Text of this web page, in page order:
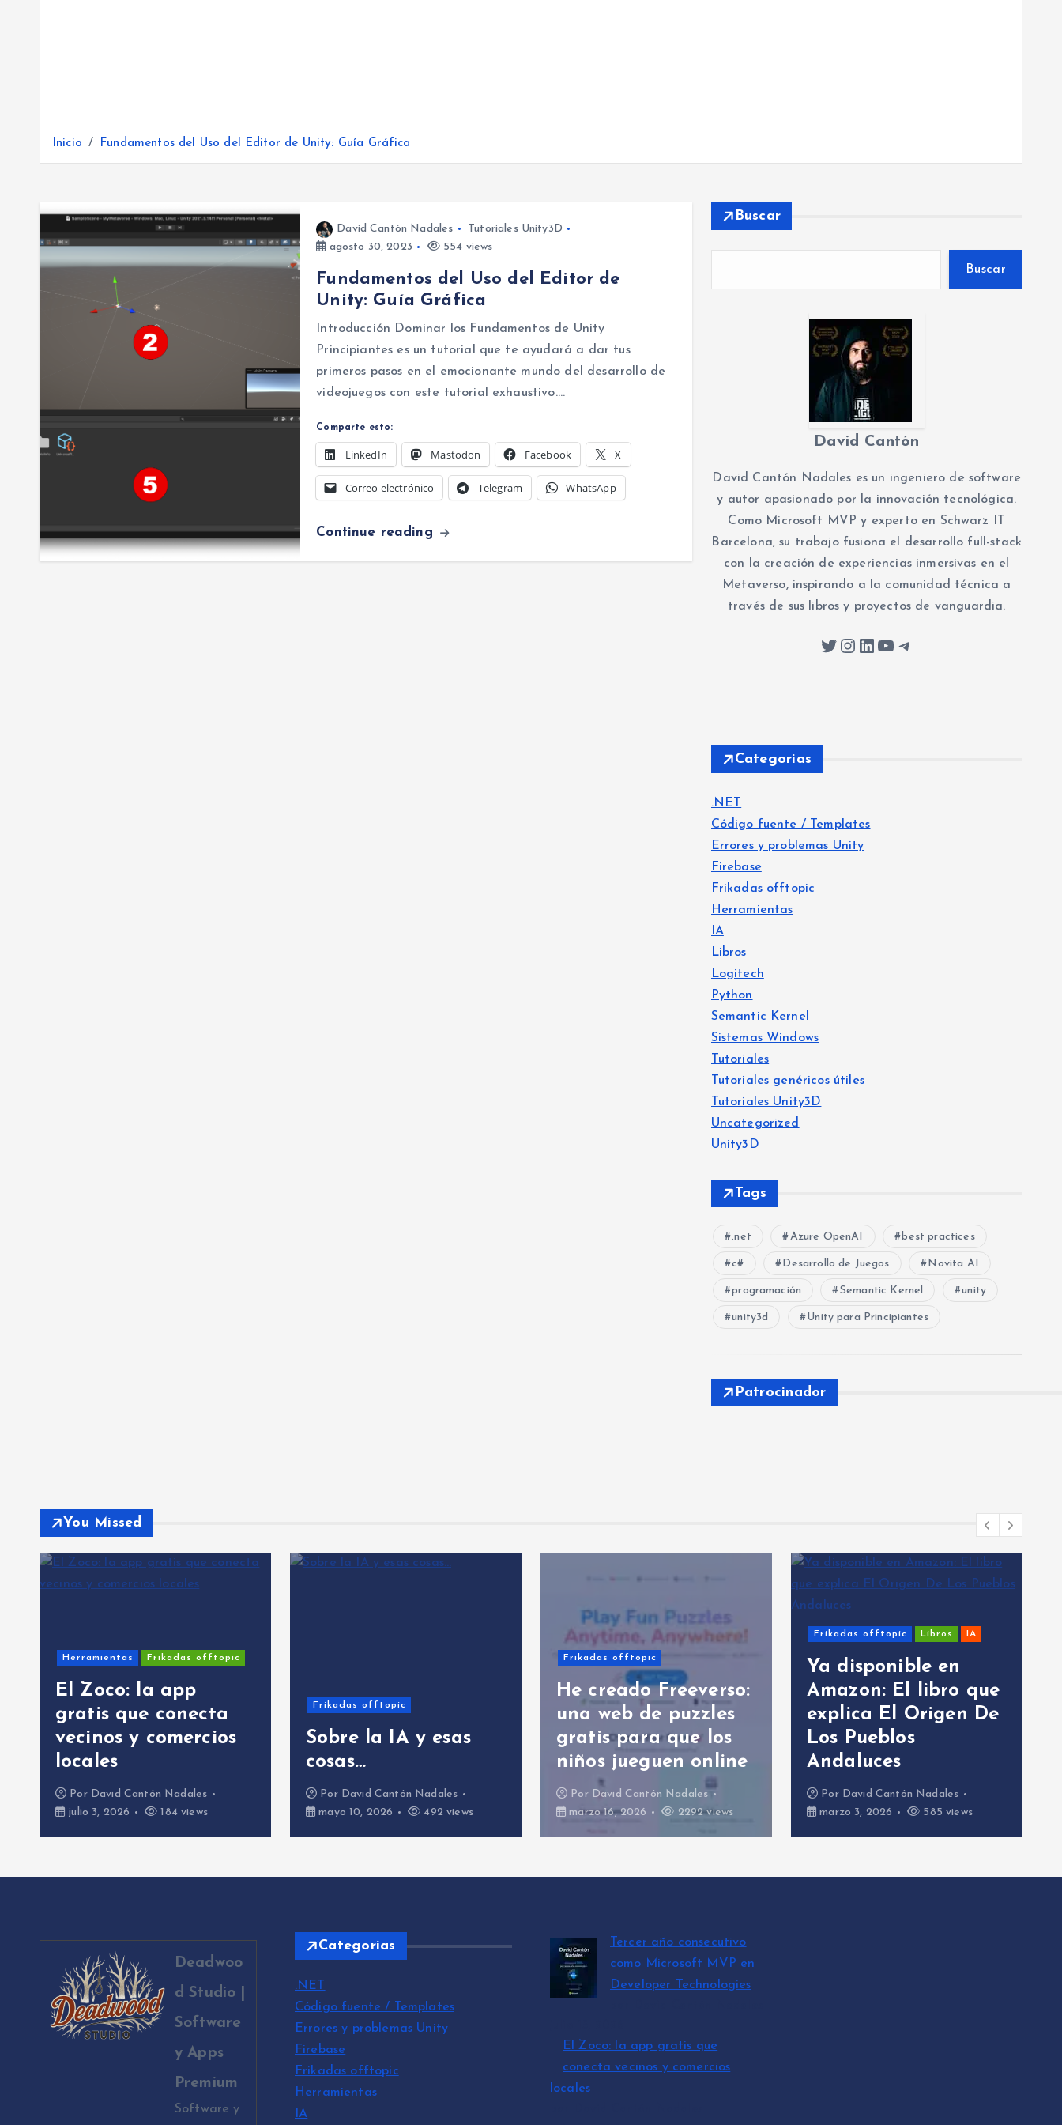
Inicio Fundamentos del Uso del Editor de Unity: Guía Gráfica
David Cantón Nadales
Tutoriales Unity3D
agosto 30, 2023
554 views
Fundamentos del Uso del Editor de
Unity: Guía Gráfica
Introducción Dominar los Fundamentos de Unity
Principiantes es un tutorial que te ayudará a dar tus
primeros pasos en el emocionante mundo del desarrollo de
videojuegos con este tutorial exhaustivo.…
Comparte esto:
LinkedIn Mastodon Facebook X
Correo electrónico Telegram WhatsApp
Continue reading
Buscar
Buscar
David Cantón
David Cantón Nadales es un ingeniero de software
y autor apasionado por la innovación tecnológica.
Como Microsoft MVP y experto en Schwarz IT
Barcelona, su trabajo fusiona el desarrollo full-stack
con la creación de experiencias inmersivas en el
Metaverso, inspirando a la comunidad técnica a
través de sus libros y proyectos de vanguardia.
Twitter Instagram LinkedIn YouTube Telegram
Categorias
.NET
Código fuente / Templates
Errores y problemas Unity
Firebase
Frikadas offtopic
Herramientas
IA
Libros
Logitech
Python
Semantic Kernel
Sistemas Windows
Tutoriales
Tutoriales genéricos útiles
Tutoriales Unity3D
Uncategorized
Unity3D
Tags
.net Azure OpenAI best practices
c# Desarrollo de Juegos Novita AI
programación Semantic Kernel unity
unity3d Unity para Principiantes
Patrocinador
You Missed
Frikadas offtopic
la app
conecta
y comercios
Cantón Nadales
184 views
Sobre la IA y esas
Por
David Cantón Nadales
mayo 10, 2026
492 views
He creado Freeverso:
una web de puzzles
gratis para que los
niños jueguen online
Por
David Cantón Nadales
marzo 16, 2026
2292 views
Frikadas offtopic Libros IA
Ya disponible en
Amazon: El libro que
explica El Origen De
Los Pueblos
Andaluces
Por
David Cantón Nadales
marzo 3, 2026
585 views
Ejercicio
Imposible
Por
febrero 26, 2026
Deadwoo
d Studio |
Software
y Apps
Premium
Software y
Categorias
.NET
Código fuente / Templates
Errores y problemas Unity
Firebase
Frikadas offtopic
Herramientas
IA
Tercer año consecutivo
como Microsoft MVP en
Developer Technologies
El Zoco: la app gratis que
conecta vecinos y comercios
locales